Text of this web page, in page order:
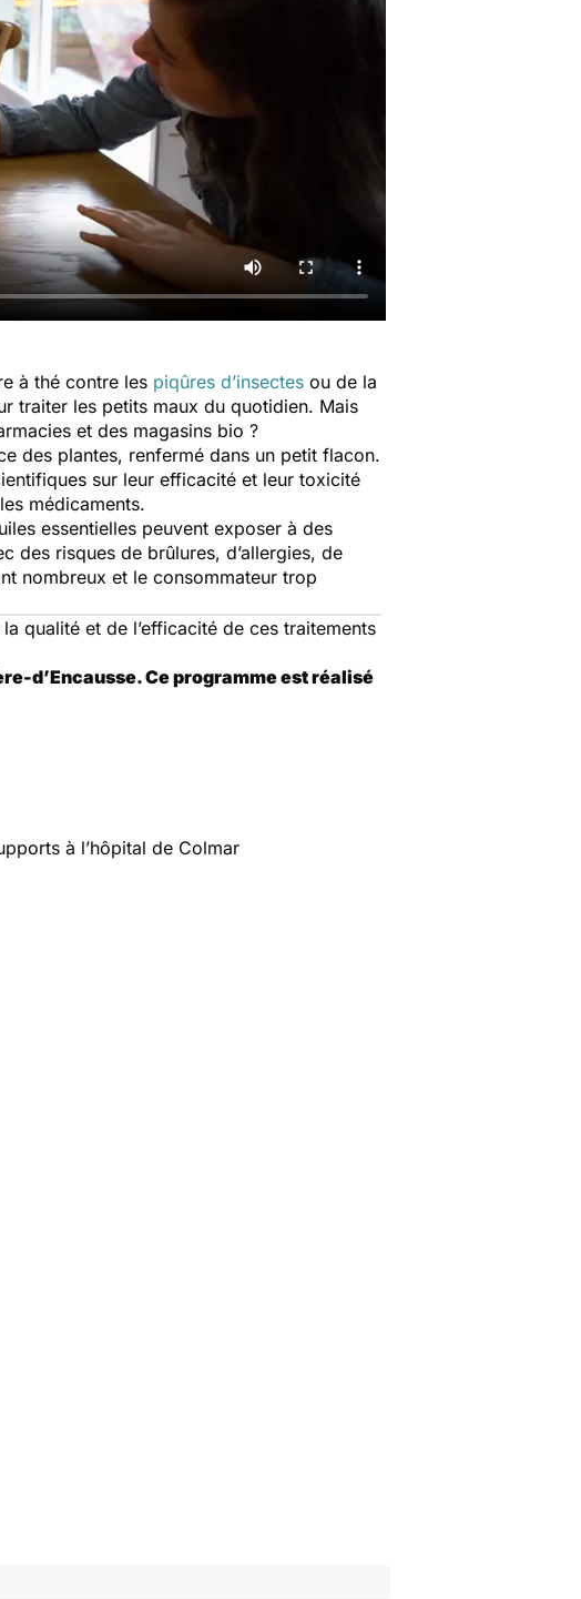
à thé contre les piqûres d’insectes ou de la
traiter les petits maux du quotidien. Mais
et des magasins bio ?
des plantes, renfermé dans un petit flacon.
sur leur efficacité et leur toxicité
médicaments.
essentielles peuvent exposer à des
des risques de brûlures, d’allergies, de
nombreux et le consommateur trop
qualité et de l’efficacité de ces traitements
d’Encausse. Ce programme est réalisé
à l’hôpital de Colmar